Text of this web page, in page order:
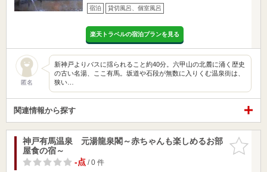
宿泊 貸切風呂、個室風呂
楽天トラベルの宿泊プランを見る
匿名
新神戸よりバスに揺られること約40分。六甲山の北麓に涌く歴史
の古い名湯、ここ有馬。坂道や石段が無数に入りくむ温泉街は、
狭い…
関連情報から探す
お気に入
りに追加
神戸有馬温泉 元湯龍泉閣～赤ちゃんも楽しめるお部
屋食の宿～
-点/ 0 件